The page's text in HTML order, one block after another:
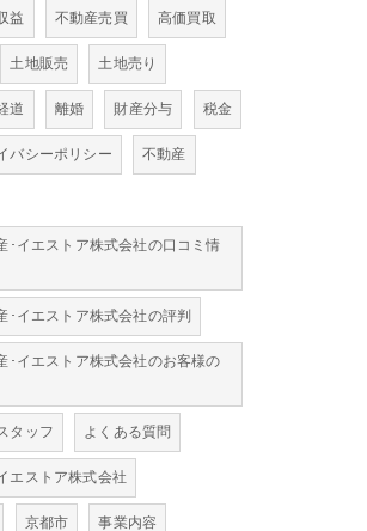
益 不動産売買 高価買取
土地販売 土地売り
道 離婚 財産分与 税金
バシーポリシー 不動産
･イエストア株式会社の口コミ情
･イエストア株式会社の評判
･イエストア株式会社のお客様の
タッフ よくある質問
エストア株式会社
京都市 事業内容